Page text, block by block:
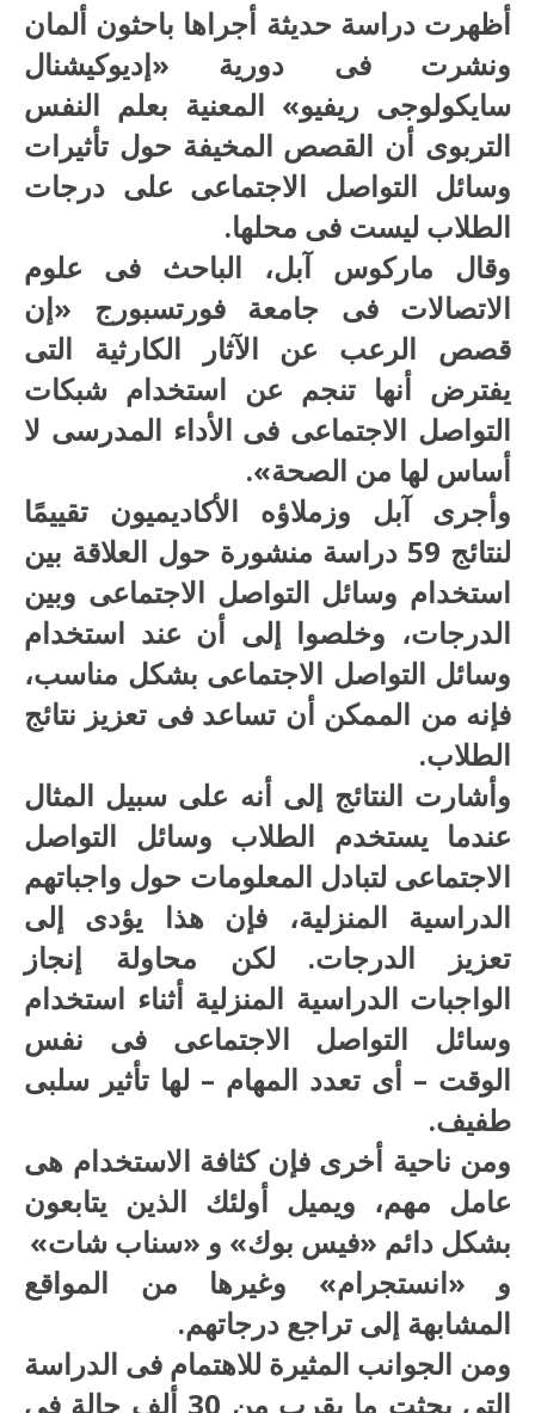
مؤثرة
على
درجات
الطلاب
مغلقة
أظهرت دراسة حديثة أجراها باحثون ألمان
ونشرت فى دورية «إديوكيشنال
سايكولوجى ريفيو» المعنية بعلم النفس
التربوى أن القصص المخيفة حول تأثيرات
وسائل التواصل الاجتماعى على درجات
الطلاب ليست فى محلها.
وقال ماركوس آبل، الباحث فى علوم
الاتصالات فى جامعة فورتسبورج «إن
قصص الرعب عن الآثار الكارثية التى
يفترض أنها تنجم عن استخدام شبكات
التواصل الاجتماعى فى الأداء المدرسى لا
أساس لها من الصحة».
وأجرى آبل وزملاؤه الأكاديميون تقييمًا
لنتائج 59 دراسة منشورة حول العلاقة بين
استخدام وسائل التواصل الاجتماعى وبين
الدرجات، وخلصوا إلى أن عند استخدام
وسائل التواصل الاجتماعى بشكل مناسب،
فإنه من الممكن أن تساعد فى تعزيز نتائج
الطلاب.
وأشارت النتائج إلى أنه على سبيل المثال
عندما يستخدم الطلاب وسائل التواصل
الاجتماعى لتبادل المعلومات حول واجباتهم
الدراسية المنزلية، فإن هذا يؤدى إلى
تعزيز الدرجات. لكن محاولة إنجاز
الواجبات الدراسية المنزلية أثناء استخدام
وسائل التواصل الاجتماعى فى نفس
الوقت – أى تعدد المهام – لها تأثير سلبى
طفيف.
ومن ناحية أخرى فإن كثافة الاستخدام هى
عامل مهم، ويميل أولئك الذين يتابعون
بشكل دائم «فيس بوك» و «سناب شات»
و «انستجرام» وغيرها من المواقع
المشابهة إلى تراجع درجاتهم.
ومن الجوانب المثيرة للاهتمام فى الدراسة
التى بحثت ما يقرب من 30 ألف حالة فى